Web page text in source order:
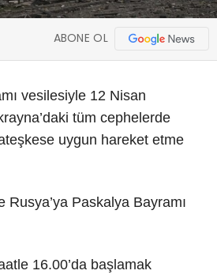
ABONE OL
vesilesiyle 12 Nisan
tüm cephelerde
uygun hareket etme
Paskalya Bayramı
16.00’da başlamak